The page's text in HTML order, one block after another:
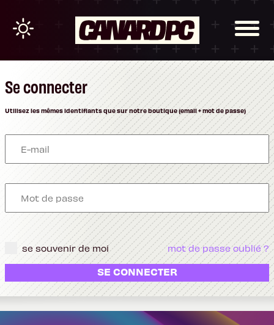
Se connecter
Utilisez les mêmes identifiants que sur notre boutique (email + mot de passe)
se souvenir de moi mot de passe oublié ?
SE CONNECTER